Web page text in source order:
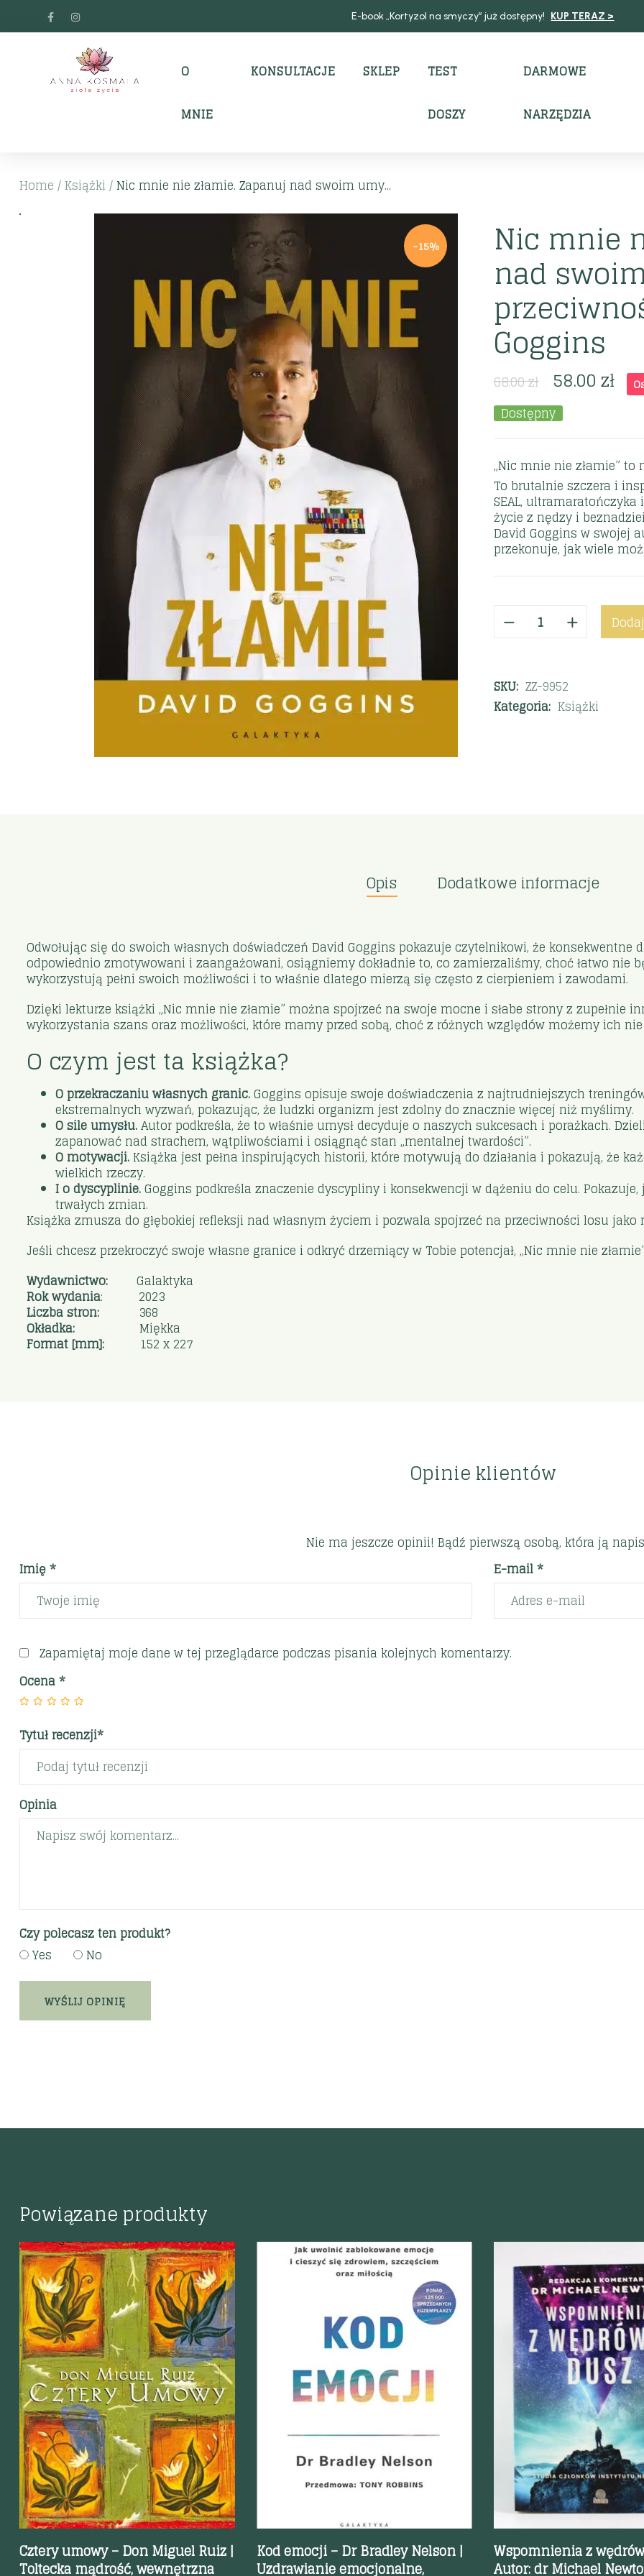
E-book „Kortyzol na smyczy” już dostępny! KUP TERAZ >
O
MNIE
KONSULTACJE SKLEP TEST
DOSZY
DARMOWE
NARZĘDZIA
Home / Książki / Nic mnie nie złamie. Zapanuj nad swoim umy...
-15% Nic mnie
nad
Goggins
68.00zł 58.00zł
Dostępny
„Nic mnie nie złamie”
To brutalnie szczera i
SEAL,
życie z nędzy i
David Goggins w swojej
przekonuje, jak wiele
SKU: ZZ-9952
Kategoria: Książki
Opis Dodatkowe informacje
Odwołując się do swoich własnych doświadczeń David Goggins pokazuje czytelnikowi, że konsekwentne
odpowiednio zmotywowani i zaangażowani, osiągniemy dokładnie to, co zamierzaliśmy, choć łatwo nie
wykorzystują pełni swoich możliwości i to właśnie dlatego mierzą się często z cierpieniem i zawodami.
Dzięki lekturze książki „Nic mnie nie złamie” można spojrzeć na swoje mocne i słabe strony z zupełnie
wykorzystania szans oraz możliwości, które mamy przed sobą, choć z różnych względów możemy ich
O czym jest ta książka?
O przekraczaniu własnych granic.Goggins opisuje swoje doświadczenia z najtrudniejszych
ekstremalnych wyzwań, pokazując, że ludzki organizm jest zdolny do znacznie więcej niż myślimy.
O sile umysłu.Autor podkreśla, że to właśnie umysł decyduje o naszych sukcesach i porażkach.
zapanować nad strachem, wątpliwościami i osiągnąć stan „mentalnej twardości”.
O motywacji. Książka jest pełna inspirujących historii, które motywują do działania i pokazują, że
wielkich rzeczy.
I o dyscyplinie.Goggins podkreśla znaczenie dyscypliny i konsekwencji w dążeniu do celu.
trwałych zmian.
Książka zmusza do głębokiej refleksji nad własnym życiem i pozwala spojrzeć na przeciwności losu jako
Jeśli chcesz przekroczyć swoje własne granice i odkryć drzemiący w Tobie potencjał, „Nic mnie nie
Wydawnictwo: Galaktyka
Rok wydania: 2023
Liczba stron: 368
Okładka: Miękka
Format [mm]: 152 x 227
Opinie klientów
Nie ma jeszcze opinii! Bądź pierwszą osobą, która ją
Imię *
E-mail *
Zapamiętaj moje dane w tej przeglądarce podczas pisania kolejnych komentarzy.
Ocena*
Tytuł recenzji*
Opinia
Czy polecasz ten produkt?
Yes
No
Powiązane produkty
Szybki podgląd
Cztery umowy – Don Miguel Ruiz |
Toltecka mądrość, wewnętrzna
Szybki podgląd
Kod emocji – Dr Bradley Nelson |
Uzdrawianie emocjonalne,
Szybki podgląd
Wspomnienia z
Autor: dr Michael